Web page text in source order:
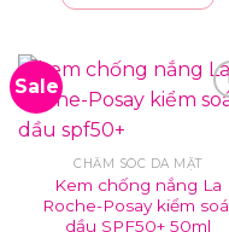
Sale
CHĂM SÓC DA MẶT
Kem chống nắng La
Roche-Posay kiểm
dầu SPF50+ 50ml